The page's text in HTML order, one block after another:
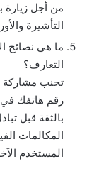
من أجل زيارة
التأشيرة
ما هي نصائح
التعارف؟
تجنب مشاركة
رقم هاتفك في
بالثقة قبل
المكالمات
المستخدم